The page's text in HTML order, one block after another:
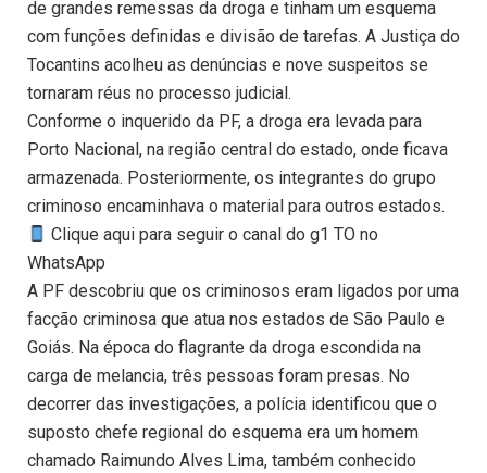
de grandes remessas da droga e tinham um esquema
com funções definidas e divisão de tarefas. A Justiça do
Tocantins acolheu as denúncias e nove suspeitos se
tornaram réus no processo judicial.
Conforme o inquerido da PF, a droga era levada para
Porto Nacional, na região central do estado, onde ficava
armazenada. Posteriormente, os integrantes do grupo
criminoso encaminhava o material para outros estados.
Clique aqui para seguir o canal do g1 TO no
WhatsApp
A PF descobriu que os criminosos eram ligados por uma
facção criminosa que atua nos estados de São Paulo e
Goiás. Na época do flagrante da droga escondida na
carga de melancia, três pessoas foram presas. No
decorrer das investigações, a polícia identificou que o
suposto chefe regional do esquema era um homem
chamado Raimundo Alves Lima, também conhecido